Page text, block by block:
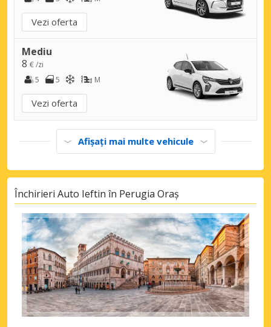
Vezi oferta
Mediu
8 € /zi
5
5 M
Vezi oferta
Afișați mai multe vehicule
Închirieri Auto Ieftin în Perugia Oraș